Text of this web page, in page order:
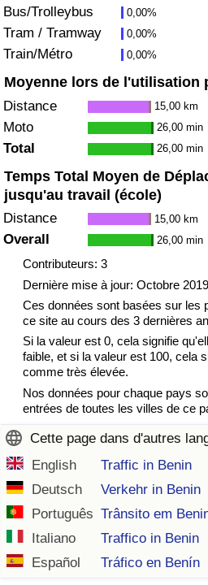
Bus/Trolleybus 0,00%
Tram / Tramway 0,00%
Train/Métro 0,00%
Moyenne lors de l'utilisation
Distance 15,00 km
Moto 26,00 min
Total 26,00 min
Temps Total Moyen de
jusqu'au travail (école)
Distance 15,00 km
Overall 26,00 min
Contributeurs: 3
Dernière mise à jour: Octobre 2019
Ces données sont basées sur les
ce site au cours des 3 dernières
Si la valeur est 0, cela signifie
faible, et si la valeur est 100, cela
comme très élevée.
Nos données pour chaque pays
entrées de toutes les villes de ce
Cette page dans d'autres
English
Traffic in Benin
Deutsch
Verkehr in Benin
Português Trânsito em
Italiano
Traffico in Benin
Español
Tráfico en Benín
Indice des soins de santé par
Pollution
Indice de Pollution (Actuel)
Indice de pollution
Indice de Pollution par Pays
Trafic
Indice de Trafic
Indice de Trafic (Actuel)
Indice de Trafic par Pays